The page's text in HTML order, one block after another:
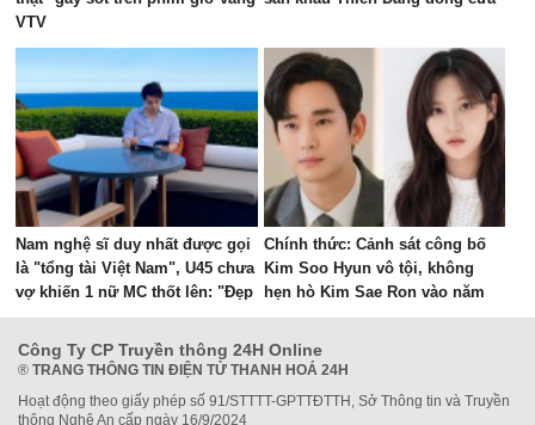
VTV
Nam nghệ sĩ duy nhất được gọi
là "tổng tài Việt Nam", U45 chưa
vợ khiến 1 nữ MC thốt lên: "Đẹp
quá!"
Chính thức: Cảnh sát công bố
Kim Soo Hyun vô tội, không
hẹn hò Kim Sae Ron vào năm
cô 14 tuổi
Công Ty CP Truyền thông 24H Online
® TRANG THÔNG TIN ĐIỆN TỬ THANH HOÁ 24H
Hoạt động theo giấy phép số 91/STTTT-GPTTĐTTH, Sở Thông tin và Truyền
thông Nghệ An cấp ngày 16/9/2024